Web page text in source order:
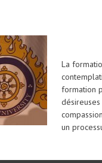
La
formation
un